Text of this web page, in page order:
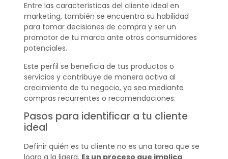
Entre las características del cliente ideal en
marketing, también se encuentra su habilidad
para tomar decisiones de compra y ser un
promotor de tu marca ante otros consumidores
potenciales.
Este perfil se beneficia de tus productos o
servicios y contribuye de manera activa al
crecimiento de tu negocio, ya sea mediante
compras recurrentes o recomendaciones.
Pasos para identificar a tu cliente
ideal
Definir quién es tu cliente no es una tarea que se
logra a la ligera. Es un proceso que implica